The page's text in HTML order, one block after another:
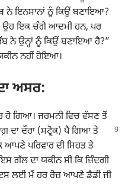
ਨੇ ਇਨਸਾਨਾਂ ਨੂੰ ਕਿਉਂ ਬਣਾਇਆ?
ਉਹ ਇਕ ਚੰਗੇ ਆਦਮੀ ਹਨ, ਪਰ
ਨੇ ਉਨ੍ਹਾਂ ਨੂੰ ਕਿਉਂ ਬਣਾਇਆ ਹੈ?”
ਨਹੀਂ ਹੋਇਆ।
ਅਸਰ:
ਹੋ ਗਿਆ। ਜਰਮਨੀ ਵਿਚ ਵੱਸਣ ਤੋਂ
ਦਾ ਦੌਰਾ (ਸਟ੍ਰੋਕ) ਪੈ ਗਿਆ ਤੇ
ਪਰਿਵਾਰ ਦੀ ਸਿਹਤ ਤੇ
ਗੱਲ ਦਾ ਯਕੀਨ ਸੀ ਕਿ ਜ਼ਿੰਦਗੀ
ਲਈ ਮੈਂ ਹਰ ਰੋਜ਼ ਆਪਣੇ ਡੈਡੀ ਜੀ